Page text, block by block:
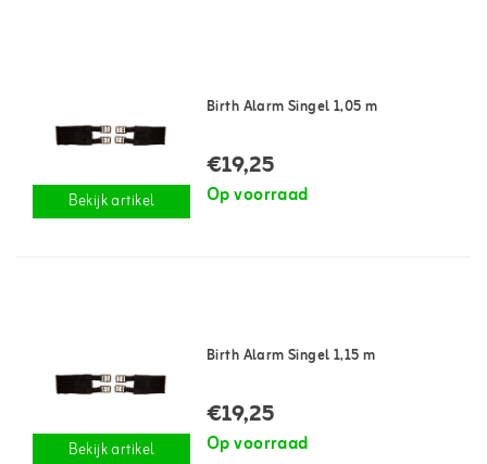
Bekijk artikel
Birth Alarm Singel 1,05 m
€19,25
Op voorraad
Bekijk artikel
Birth Alarm Singel 1,15 m
€19,25
Op voorraad